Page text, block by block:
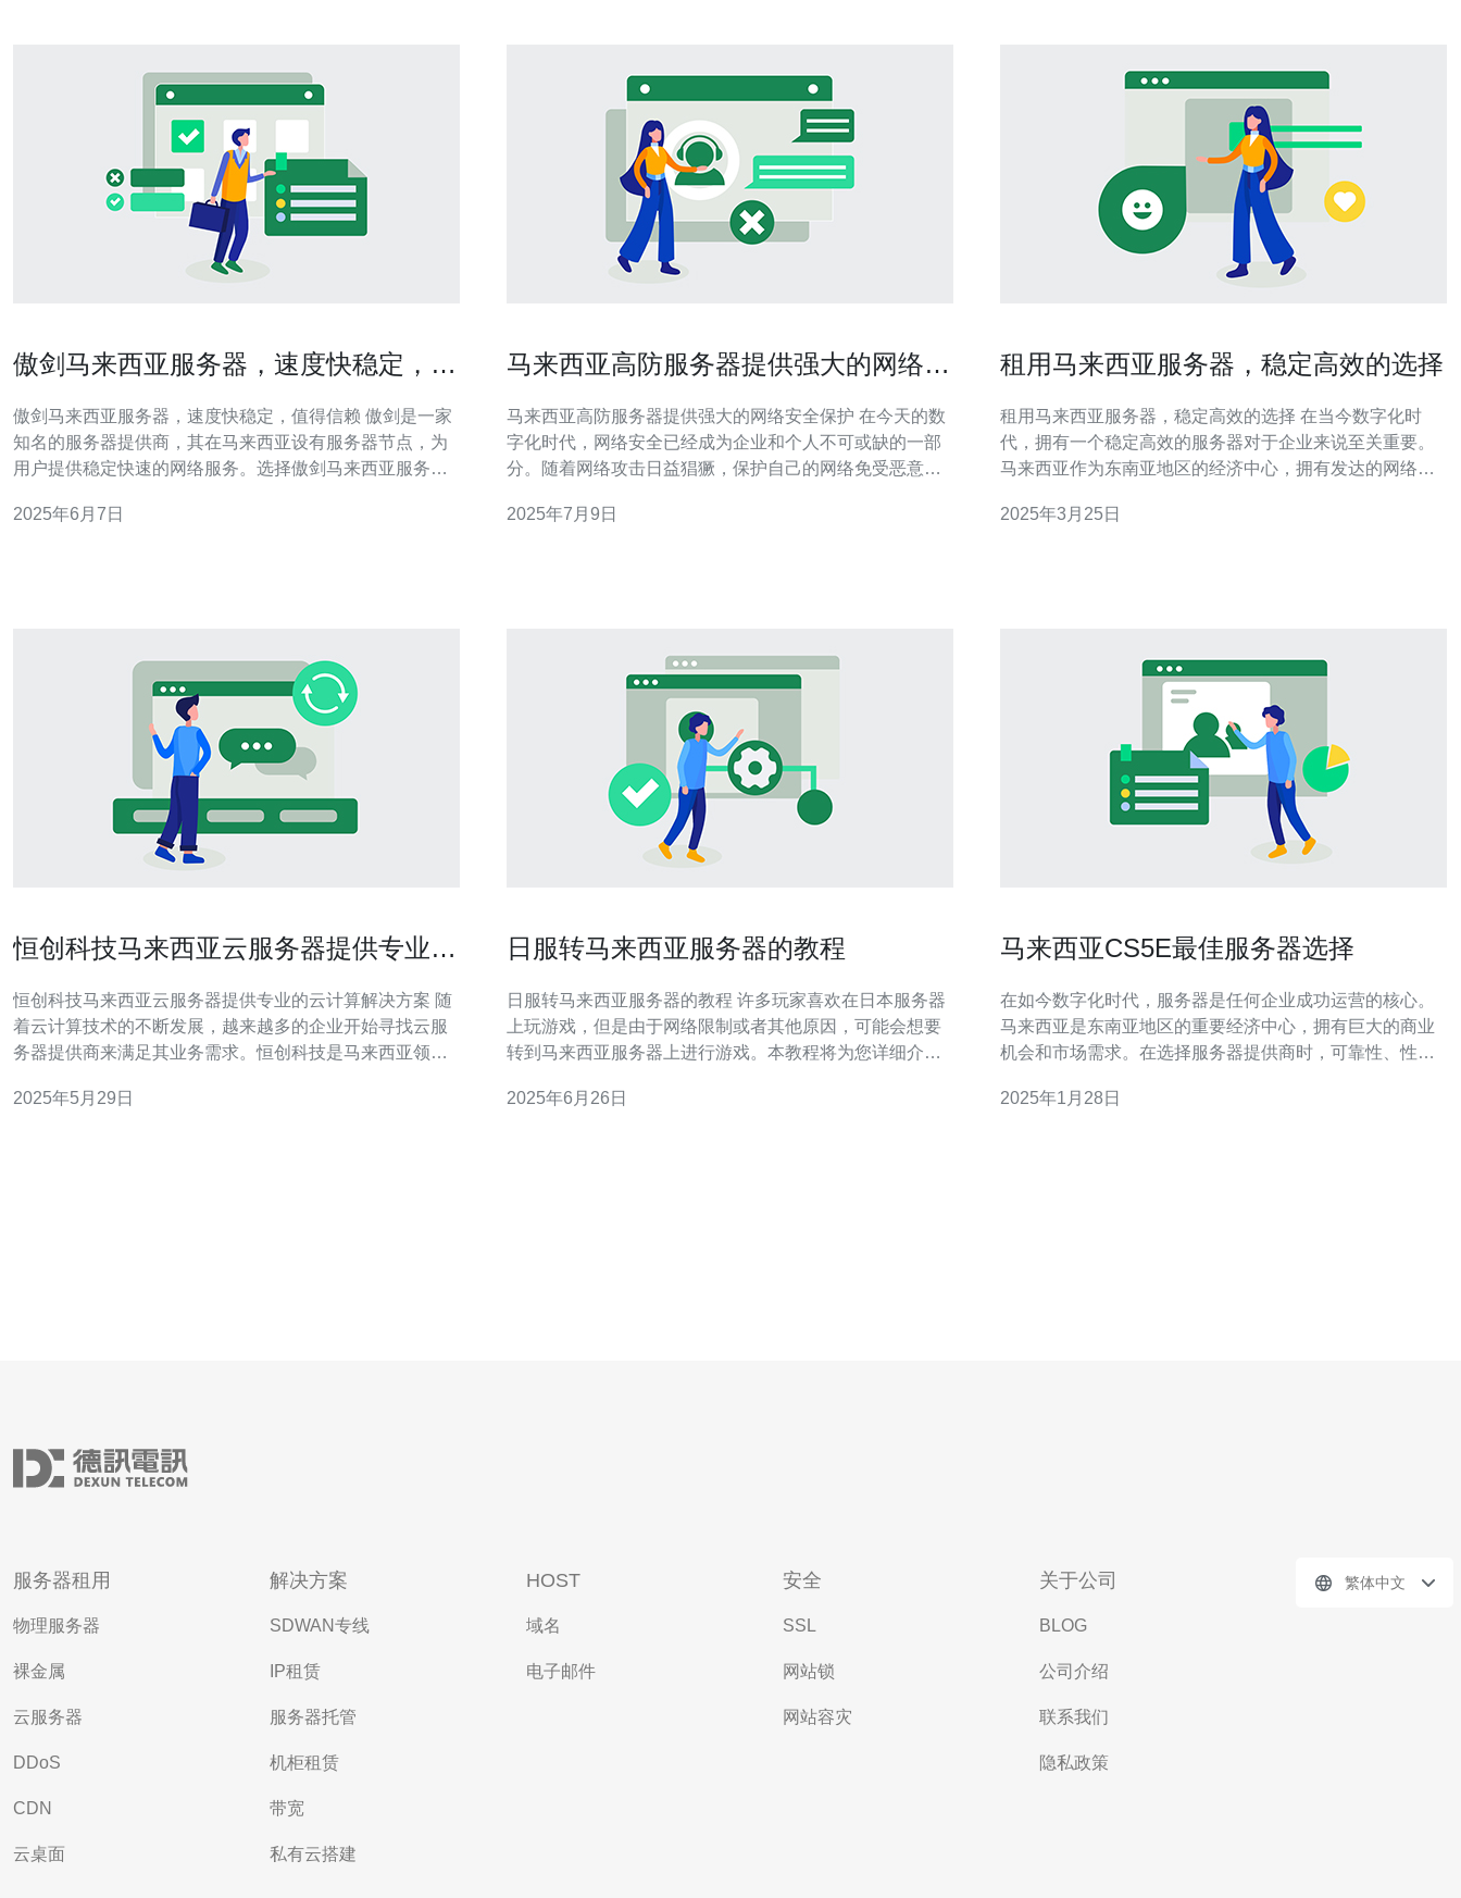
傲剑马来西亚服务器，速度快稳定，值
傲剑马来西亚服务器，速度快稳定，值得信赖 傲剑是一家
知名的服务器提供商，其在马来西亚设有服务器节点，为
用户提供稳定快速的网络服务。选择傲剑马来西亚服务器
的硬件设备和优化的网络架构，保证用户在访问网站或进
2025年6月7日
马来西亚高防服务器提供强大的网络安
马来西亚高防服务器提供强大的网络安全保护 在今天的数
字化时代，网络安全已经成为企业和个人不可或缺的一部
分。随着网络攻击日益猖獗，保护自己的网络免受恶意攻
大的网络安全保护功能，成为了许多企业和个人的首选。
2025年7月9日
租用马来西亚服务器，稳定高效的选择
租用马来西亚服务器，稳定高效的选择 在当今数字化时
代，拥有一个稳定高效的服务器对于企业来说至关重要。
马来西亚作为东南亚地区的经济中心，拥有发达的网络基
服务器的理想地点。 马来西亚的服务器提供商在提供稳定
2025年3月25日
恒创科技马来西亚云服务器提供专业的
恒创科技马来西亚云服务器提供专业的云计算解决方案 随
着云计算技术的不断发展，越来越多的企业开始寻找云服
务器提供商来满足其业务需求。恒创科技是马来西亚领先
的云计算解决方案。 恒创科技拥有先进的云计算基础设
2025年5月29日
日服转马来西亚服务器的教程
日服转马来西亚服务器的教程 许多玩家喜欢在日本服务器
上玩游戏，但是由于网络限制或者其他原因，可能会想要
转到马来西亚服务器上进行游戏。本教程将为您详细介绍
可靠的VPN服务商，以便能够连接到马来西亚服务器。确
2025年6月26日
马来西亚CS5E最佳服务器选择
在如今数字化时代，服务器是任何企业成功运营的核心。
马来西亚是东南亚地区的重要经济中心，拥有巨大的商业
机会和市场需求。在选择服务器提供商时，可靠性、性能
器选择，并分析其优势。 CS5E服务器是目前市场上最先
2025年1月28日
服务器租用
物理服务器
裸金属
云服务器
DDoS
CDN
云桌面
解决方案
SDWAN专线
IP租赁
服务器托管
机柜租赁
带宽
私有云搭建
HOST
域名
电子邮件
安全
SSL
网站锁
网站容灾
关于公司
BLOG
公司介绍
联系我们
隐私政策
繁体中文